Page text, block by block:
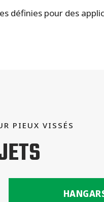
définies pour des
PIEUX VISSÉS